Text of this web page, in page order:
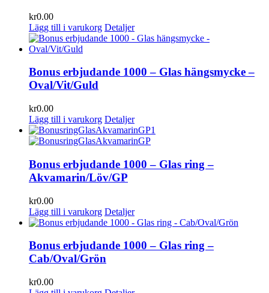
kr0.00
Lägg till i varukorg Detaljer
Bonus erbjudande 1000 – Glas hängsmycke –
Oval/Vit/Guld
kr0.00
Lägg till i varukorg Detaljer
Bonus erbjudande 1000 – Glas ring –
Akvamarin/Löv/GP
kr0.00
Lägg till i varukorg Detaljer
Bonus erbjudande 1000 – Glas ring –
Cab/Oval/Grön
kr0.00